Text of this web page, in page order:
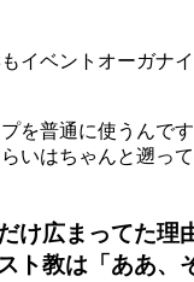
イベントオーガナ
を普通に使うんで
いはちゃんと遡っ
広まってた
教は「ああ